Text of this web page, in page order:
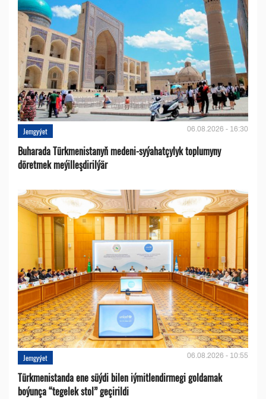
Jemgyýet 06.08.2026 - 16:30
Buharada Türkmenistanyň medeni-syýahatçylyk toplumyny
döretmek meýilleşdirilýär
Jemgyýet 06.08.2026 - 10:55
Türkmenistanda ene süýdi bilen iýmitlendirmegi goldamak
boýunça “tegelek stol” geçirildi